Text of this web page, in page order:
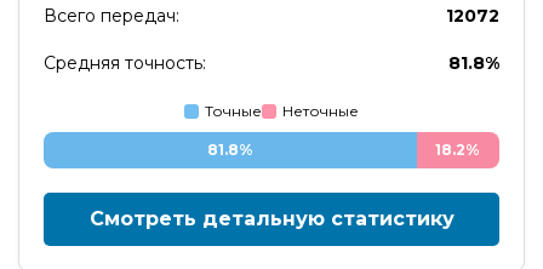
Всего передач: 12072
Средняя точность: 81.8%
Точные Неточные
81.8% 18.2%
Смотреть детальную статистику